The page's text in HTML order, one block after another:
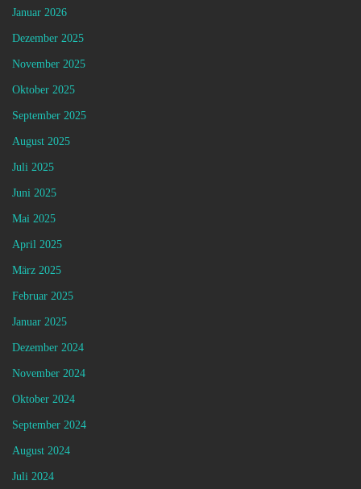
Januar 2026
Dezember 2025
November 2025
Oktober 2025
September 2025
August 2025
Juli 2025
Juni 2025
Mai 2025
April 2025
März 2025
Februar 2025
Januar 2025
Dezember 2024
November 2024
Oktober 2024
September 2024
August 2024
Juli 2024